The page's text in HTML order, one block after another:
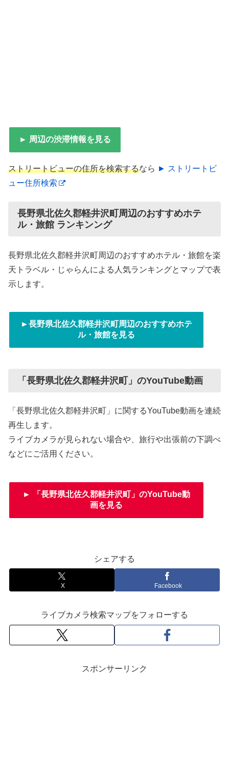
► 周辺の渋滞情報を見る
ストリートビューの住所を検索するなら ► ストリートビ
ュー住所検索
長野県北佐久郡軽井沢町周辺のおすすめホテ
ル・旅館 ランキンング
長野県北佐久郡軽井沢町周辺のおすすめホテル・旅館を楽
天トラベル・じゃらんによる人気ランキングとマップで表
示します。
►長野県北佐久郡軽井沢町周辺のおすすめホテ
ル・旅館を見る
「長野県北佐久郡軽井沢町」のYouTube動画
「長野県北佐久郡軽井沢町」に関するYouTube動画を連続
再生します。
ライブカメラが見られない場合や、旅行や出張前の下調べ
などにご活用ください。
► 「長野県北佐久郡軽井沢町」のYouTube動
画を見る
シェアする
X Facebook
ライブカメラ検索マップをフォローする
スポンサーリンク